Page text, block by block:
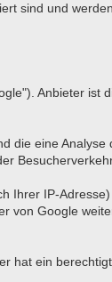
sind und
Anbieter ist
eine
IP-
Google
hat ein